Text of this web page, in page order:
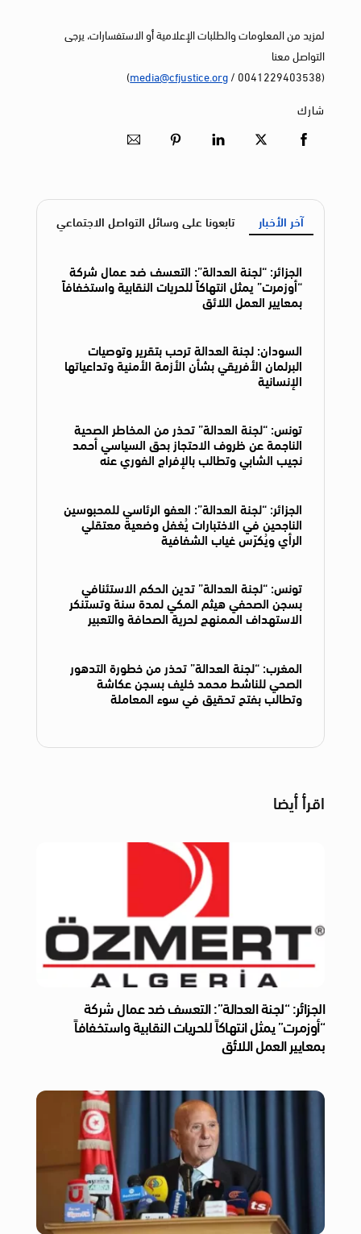
لمزيد من المعلومات والطلبات الإعلامية أو الاستفسارات، يرجى
التواصل معنا
(0041229403538 /
media@cfjustice.org
)
شارك
آخر الأخبار تابعونا على وسائل التواصل الاجتماعي
الجزائر: “لجنة العدالة”: التعسف ضد عمال شركة
“أوزمرت” يمثل انتهاكاً للحريات النقابية واستخفافاً
بمعايير العمل اللائق
السودان: لجنة العدالة ترحب بتقرير وتوصيات
البرلمان الأفريقي بشأن الأزمة الأمنية وتداعياتها
الإنسانية
تونس: “لجنة العدالة” تحذر من المخاطر الصحية
الناجمة عن ظروف الاحتجاز بحق السياسي أحمد
نجيب الشابي وتطالب بالإفراج الفوري عنه
الجزائر: “لجنة العدالة”: العفو الرئاسي للمحبوسين
الناجحين في الاختبارات يُغفل وضعية معتقلي
الرأي ويُكرّس غياب الشفافية
تونس: “لجنة العدالة” تدين الحكم الاستئنافي
بسجن الصحفي هيثم المكي لمدة سنة وتستنكر
الاستهداف الممنهج لحرية الصحافة والتعبير
المغرب: “لجنة العدالة” تحذر من خطورة التدهور
الصحي للناشط محمد خليف بسجن عكاشة
وتطالب بفتح تحقيق في سوء المعاملة
اقرأ أيضا
الجزائر: “لجنة العدالة”: التعسف ضد عمال شركة
“أوزمرت” يمثل انتهاكاً للحريات النقابية واستخفافاً
بمعايير العمل اللائق